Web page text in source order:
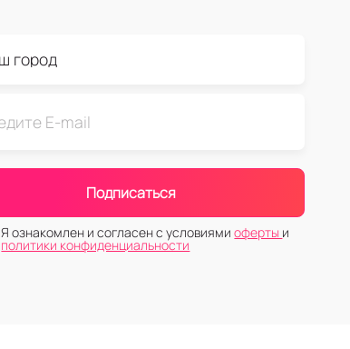
Подписаться
Я ознакомлен и согласен с условиямиоферты и
политики конфиденциальности